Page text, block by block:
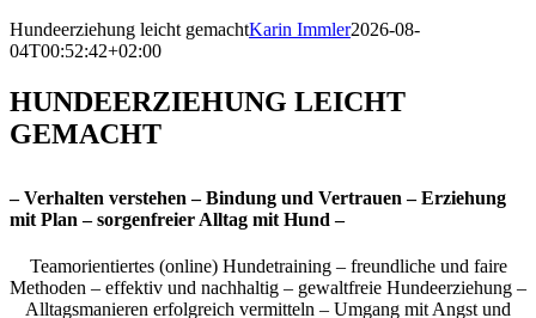
Hundeerziehung leicht gemachtKarin Immler2026-08-
04T00:52:42+02:00
HUNDEERZIEHUNG LEICHT
GEMACHT
– Verhalten verstehen – Bindung und Vertrauen – Erziehung
mit Plan – sorgenfreier Alltag mit Hund –
Teamorientiertes (online) Hundetraining – freundliche und faire
Methoden – effektiv und nachhaltig – gewaltfreie Hundeerziehung –
Alltagsmanieren erfolgreich vermitteln – Umgang mit Angst und